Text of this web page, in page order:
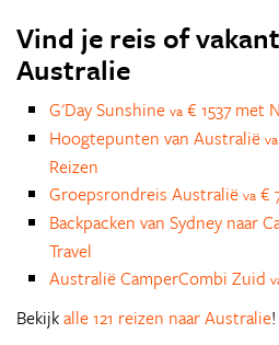
Vind je reis of
Australie
G'Day Sunshine va € 1537 met
Hoogtepunten van Australië va
Reizen
Groepsrondreis Australië va €
Backpacken van Sydney naar
Travel
Australië CamperCombi Zuid
Bekijkalle 121 reizen naar Australie!